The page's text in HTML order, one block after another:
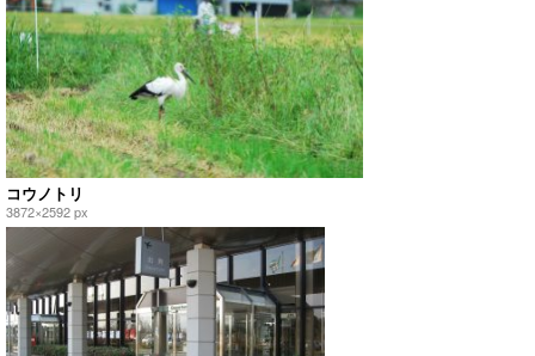
コウノトリ
3872×2592 px